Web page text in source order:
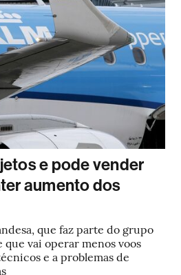
e pode vender
aumento dos
que faz parte do grupo
vai operar menos voos
e a problemas de